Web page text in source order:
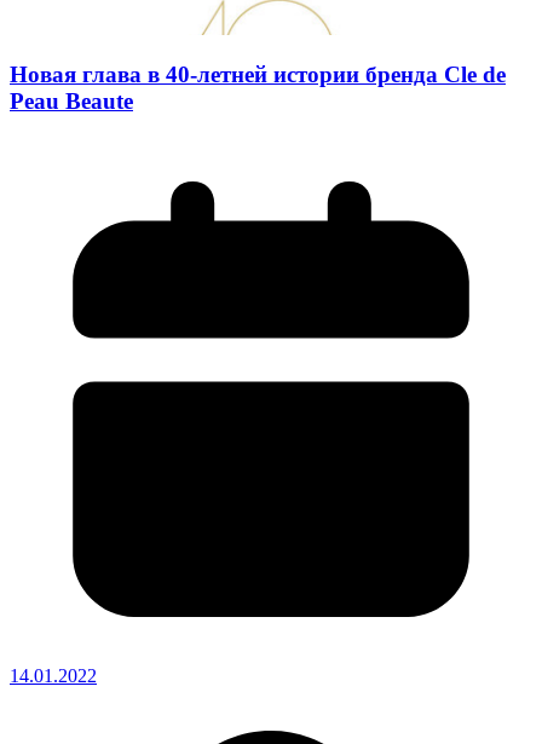
Новая глава в 40-летней истории бренда Cle de
Peau Beaute
14.01.2022